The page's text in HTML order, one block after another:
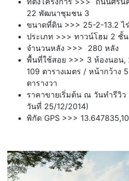
22 พัฒนาชุมชน 3
ขนาดที่ดิน >>> 25-2-13.2 ไร่
ประเภท >>> ทาวน์โฮม 2 ชั้น
จำนวนหลัง >>> 280 หลัง
พื้นที่ใช้สอย >>> 3 ห้องนอน,
109 ตารางเมตร / หน้ากว้าง
ตารางวา
ราคาขายเริ่มต้น ณ วันทำรีวิ
วันที่ 25/12/2014)
พิกัด GPS >>>